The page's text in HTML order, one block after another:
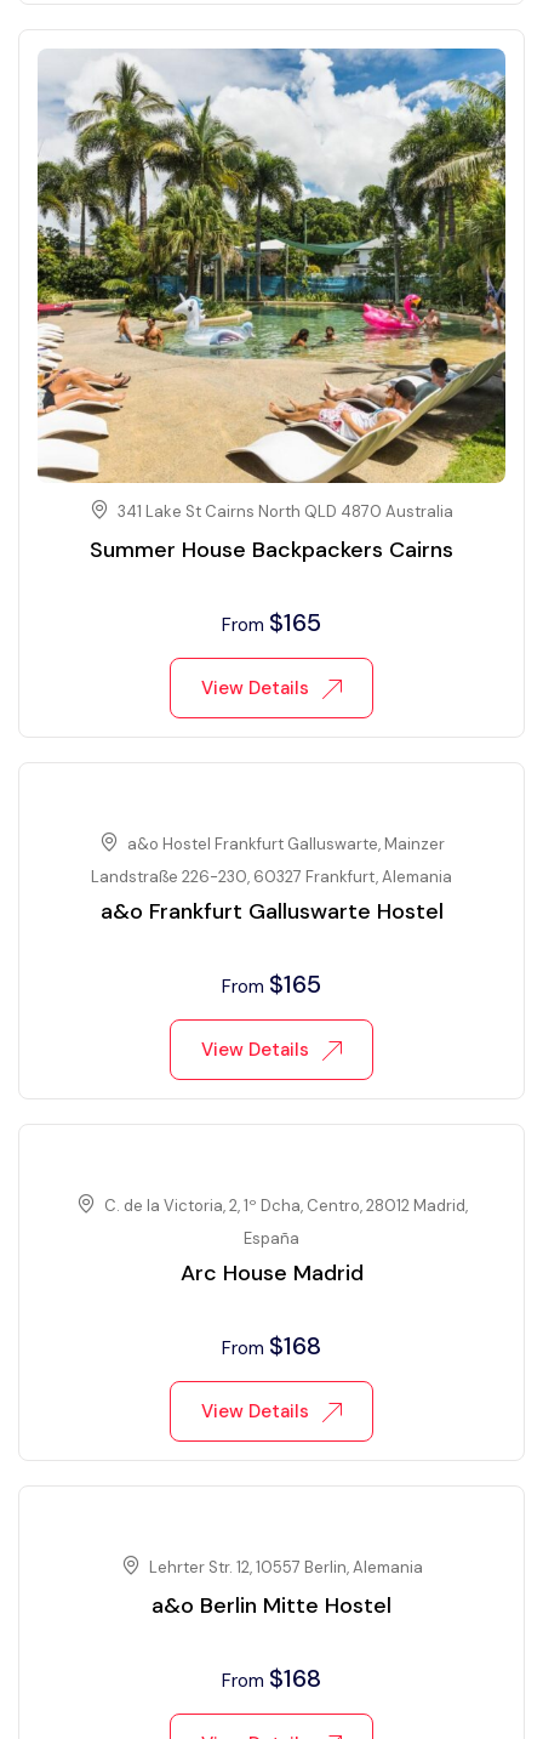
341 Lake St Cairns North QLD 4870 Australia
Summer House Backpackers Cairns
From $165
View Details
a&o Hostel Frankfurt Galluswarte, Mainzer
Landstraße 226-230, 60327 Frankfurt, Alemania
a&o Frankfurt Galluswarte Hostel
From $165
View Details
C. de la Victoria, 2, 1º Dcha, Centro, 28012 Madrid,
España
Arc House Madrid
From $168
View Details
Lehrter Str. 12, 10557 Berlin, Alemania
a&o Berlin Mitte Hostel
From $168